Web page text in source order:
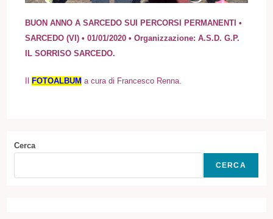
BUON ANNO A SARCEDO SUI PERCORSI PERMANENTI •
SARCEDO (VI) • 01/01/2020 • Organizzazione: A.S.D. G.P.
IL SORRISO SARCEDO.
FOTOALBUM a cura di Francesco Renna.
Cerca
CERCA